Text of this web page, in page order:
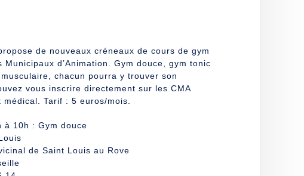
de nouveaux créneaux de cours de gym
Municipaux d’Animation. Gym douce, gym tonic
chacun pourra y trouver son
vous inscrire directement sur les CMA
Tarif : 5 euros/mois.
à 10h : Gym douce
de Saint Louis au Rove